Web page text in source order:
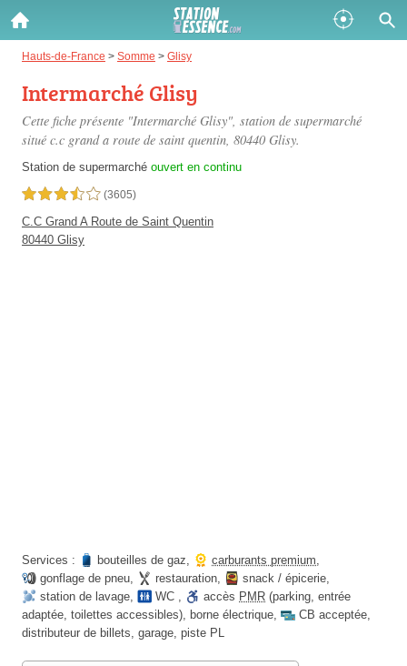
Hauts-de-France > Somme > Glisy
Intermarché Glisy
Cette fiche présente "Intermarché Glisy", station de supermarché
situé c.c grand a route de saint quentin, 80440 Glisy.
Station de supermarché ouvert en continu
3,5 étoiles sur 5 (3605)
C.C Grand A Route de Saint Quentin
80440 Glisy
Services : bouteilles de gaz, carburants premium,
gonflage de pneu, restauration, snack / épicerie,
station de lavage, WC , accès PMR (parking, entrée
adaptée, toilettes accessibles), borne électrique, CB acceptée,
distributeur de billets, garage, piste PL
Gazole :
Disponible
SP 98 :
Disponible
SP 95 :